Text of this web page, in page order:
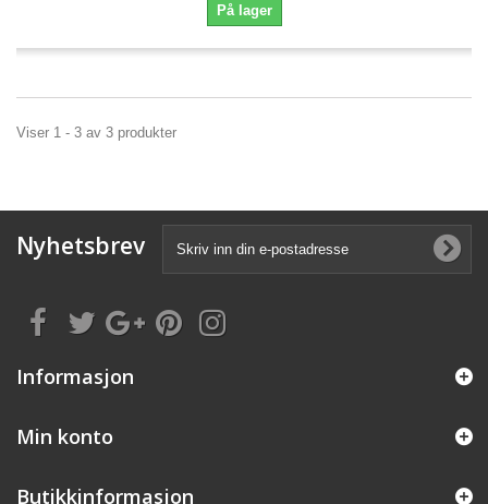
På lager
Viser 1 - 3 av 3 produkter
Nyhetsbrev
Informasjon
Min konto
Butikkinformasjon